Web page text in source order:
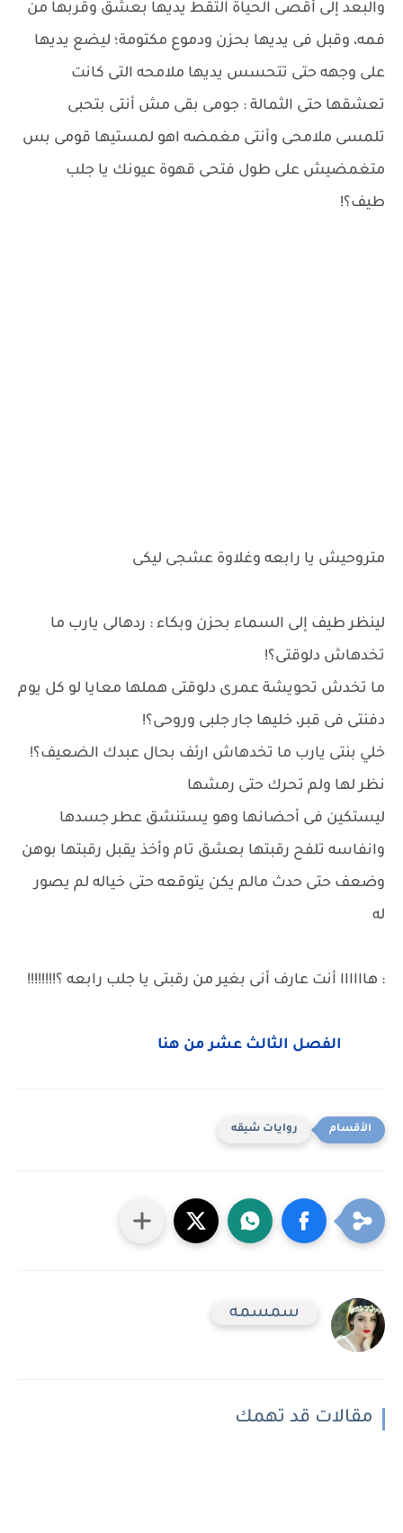
والبعد إلى أقصى الحياة آلتقط يديها بعشق وقربها من
فمه، وقبل فى يديها بحزن ودموع مكتومة؛ ليضع يديها
على وجهه حتى تتحسس يديها ملامحه التى كانت
تعشقها حتى الثمالة : جومى بقى مش أنتى بتحبى
تلمسى ملامحى وأنتى مغمضه اهو لمستيها قومى بس
متغمضيش على طول فتحى قهوة عيونك يا جلب
طيف؟!
متروحيش يا رابعه وغلاوة عشجى ليكى
لينظر طيف إلى السماء بحزن وبكاء : ردهالى يارب ما
تخدهاش دلوقتى؟!
ما تخدش تحويشة عمرى دلوقتى هملها معايا لو كل يوم
دفنتى فى قبر، خليها جار جلبى وروحى؟!
خلي بنتى يارب ما تخدهاش ارئف بحال عبدك الضعيف؟!
نظر لها ولم تحرك حتى رمشها
ليستكين فى أحضانها وهو يستنشق عطر جسدها
وانفاسه تلفح رقبتها بعشق تام وأخذ يقبل رقبتها بوهن
وضعف حتى حدث مالم يكن يتوقعه حتى خياله لم يصور
له
: هاااااا أنت عارف أنى بغير من رقبتى يا جلب رابعه ؟!!!!!!!!
الفصل الثالث عشر من هنا
روايات شيقه
سمسمه
مقالات قد تهمك